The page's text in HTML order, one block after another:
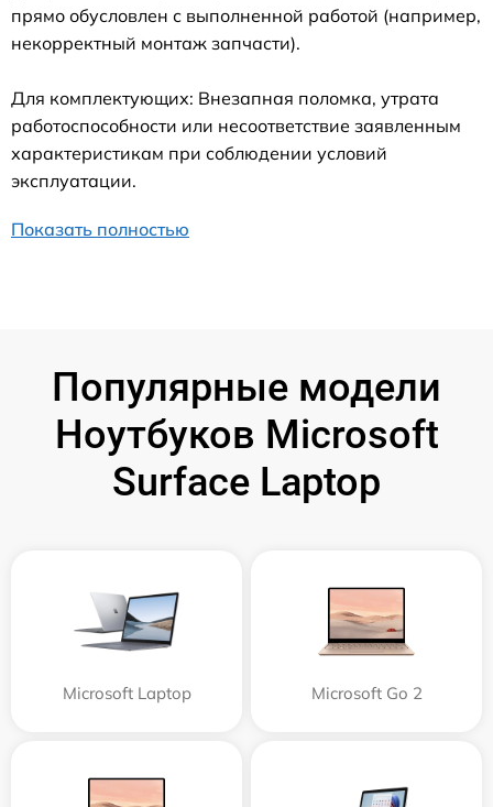
прямо обусловлен с выполненной работой (например,
некорректный монтаж запчасти).
Для комплектующих: Внезапная поломка, утрата
работоспособности или несоответствие заявленным
характеристикам при соблюдении условий
эксплуатации.
Показать полностью
Популярные модели
Ноутбуков Microsoft
Surface Laptop
Microsoft Laptop Microsoft Go 2